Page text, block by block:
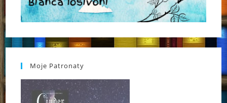
Moje Patronaty